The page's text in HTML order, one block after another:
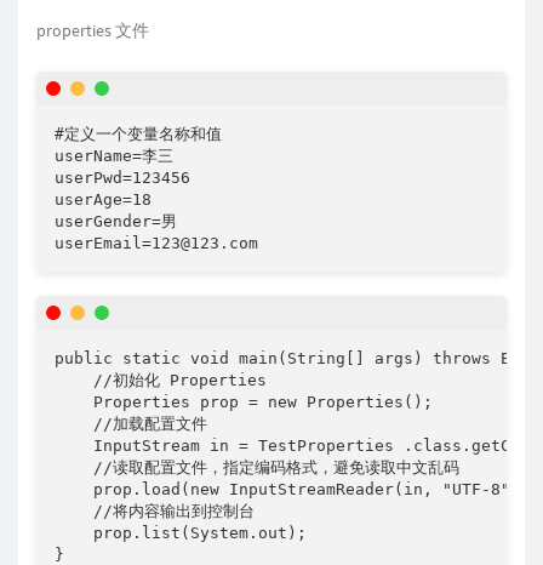
properties 文件
#定义一个变量名称和值
userName=李三
userPwd=123456
userAge=18
userGender=男
userEmail=123@123.com
public static void main(String[] args) throws
    //初始化 Properties
    Properties prop = new Properties();
    //加载配置文件
InputStream in = TestProperties
    //读取配置文件，指定编码格式，避免读取中文乱码
    prop.load(new InputStreamReader(in, "UTF-8"));
    //将内容输出到控制台
    prop.list(System.out);
}